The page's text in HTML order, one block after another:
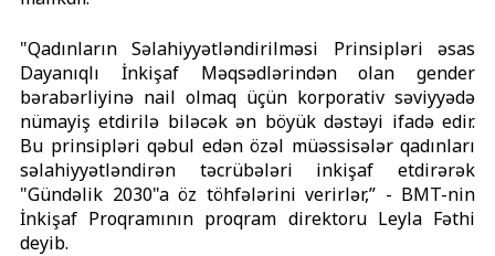
"Qadınların Səlahiyyətləndirilməsi Prinsipləri əsas
Dayanıqlı İnkişaf Məqsədlərindən olan gender
bərabərliyinə nail olmaq üçün korporativ səviyyədə
nümayiş etdirilə biləcək ən böyük dəstəyi ifadə edir.
Bu prinsipləri qəbul edən özəl müəssisələr qadınları
səlahiyyətləndirən təcrübələri inkişaf etdirərək
"Gündəlik 2030"a öz töhfələrini verirlər,” - BMT-nin
İnkişaf Proqramının proqram direktoru Leyla Fəthi
deyib.